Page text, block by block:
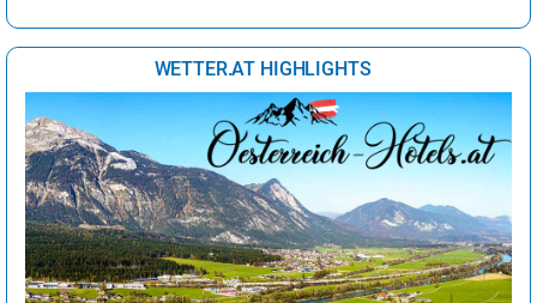
WETTER.AT HIGHLIGHTS